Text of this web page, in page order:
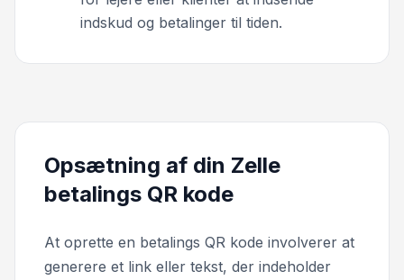
indskud og betalinger til tiden.
Opsætning af din Zelle
betalings QR kode
At oprette en betalings QR kode involverer at
generere et link eller tekst, der indeholder